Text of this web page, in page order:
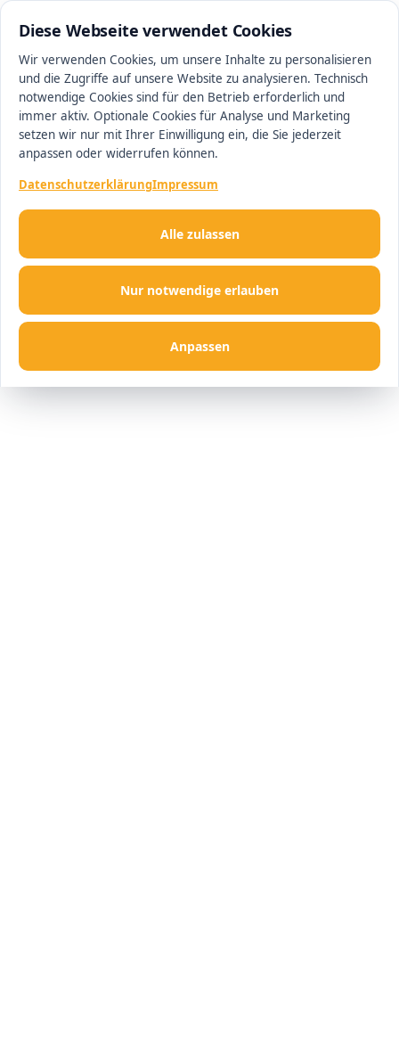
Diese Webseite verwendet Cookies
Wir verwenden Cookies, um unsere Inhalte zu personalisieren
und die Zugriffe auf unsere Website zu analysieren. Technisch
notwendige Cookies sind für den Betrieb erforderlich und
immer aktiv. Optionale Cookies für Analyse und Marketing
setzen wir nur mit Ihrer Einwilligung ein, die Sie jederzeit
anpassen oder widerrufen können.
DatenschutzerklärungImpressum
Nur notwendige erlauben
Anpassen
Alle zulassen